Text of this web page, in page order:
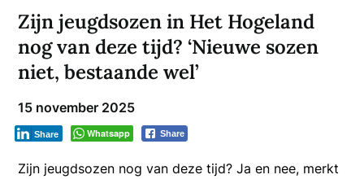
Zijn jeugdsozen in Het Hogeland
nog van deze tijd? ‘Nieuwe sozen
niet, bestaande wel’
15 november 2025
Whatsapp Share
Share
Zijn jeugdsozen nog van deze tijd? Ja en nee, merkt